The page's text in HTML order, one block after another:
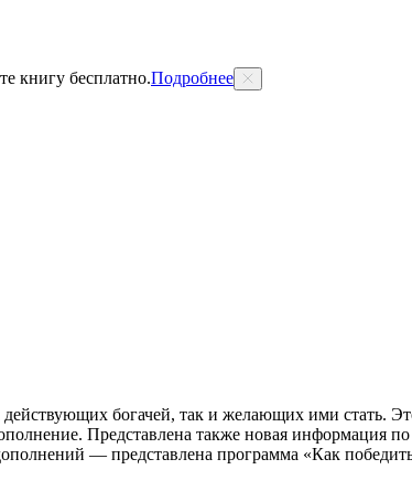
книгу бесплатно.Подробнее
богачей, так и желающих ими стать.
Представлена также новая информация
— представлена программа «Как победить